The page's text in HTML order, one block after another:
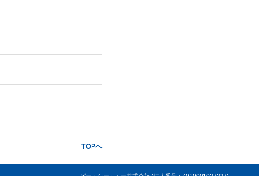
TOPへ